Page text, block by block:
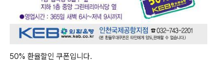
50% 환율할인 쿠폰입니다.